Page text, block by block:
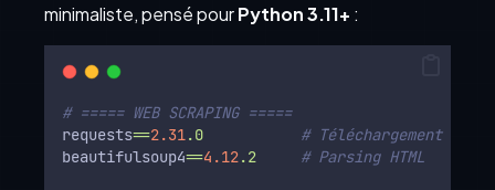
minimaliste, pensé pourPython 3.11+ :
# ===== WEB SCRAPING =====
requests==2.31.0
# Téléchargement HTTP
beautifulsoup4==4.12.2 # Parsing HTML